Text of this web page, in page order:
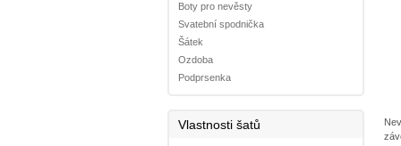
Boty pro nevěsty
Svatební spodnička
Šátek
Ozdoba
Podprsenka
Vlastnosti šatů